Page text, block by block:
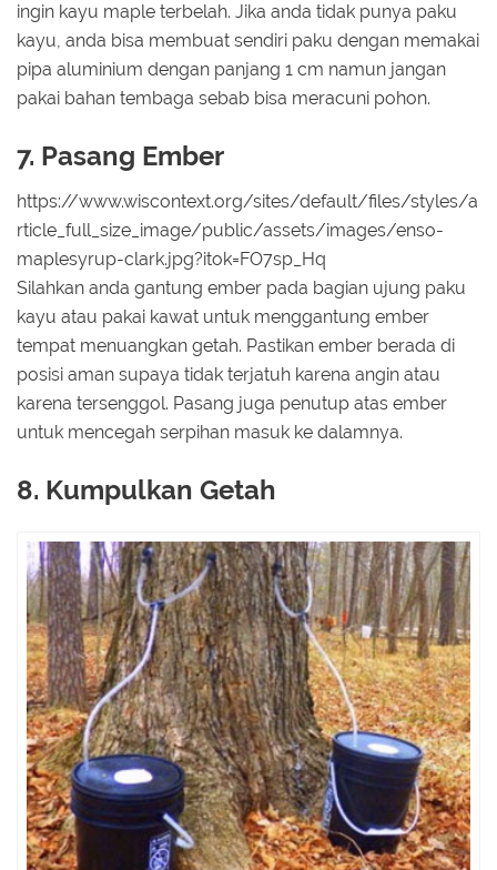
ingin kayu maple terbelah. Jika anda tidak punya paku
kayu, anda bisa membuat sendiri paku dengan memakai
pipa aluminium dengan panjang 1 cm namun jangan
pakai bahan tembaga sebab bisa meracuni pohon.
7. Pasang Ember
https://www.wiscontext.org/sites/default/files/styles/a
rticle_full_size_image/public/assets/images/enso-
maplesyrup-clark.jpg?itok=FO7sp_Hq
Silahkan anda gantung ember pada bagian ujung paku
kayu atau pakai kawat untuk menggantung ember
tempat menuangkan getah. Pastikan ember berada di
posisi aman supaya tidak terjatuh karena angin atau
karena tersenggol. Pasang juga penutup atas ember
untuk mencegah serpihan masuk ke dalamnya.
8. Kumpulkan Getah